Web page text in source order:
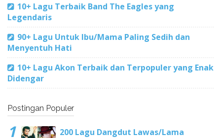
10+ Lagu Terbaik Band The Eagles yang
Legendaris
90+ Lagu Untuk Ibu/Mama Paling Sedih dan
Menyentuh Hati
10+ Lagu Akon Terbaik dan Terpopuler yang Enak
Didengar
Postingan Populer
200 Lagu Dangdut Lawas/Lama